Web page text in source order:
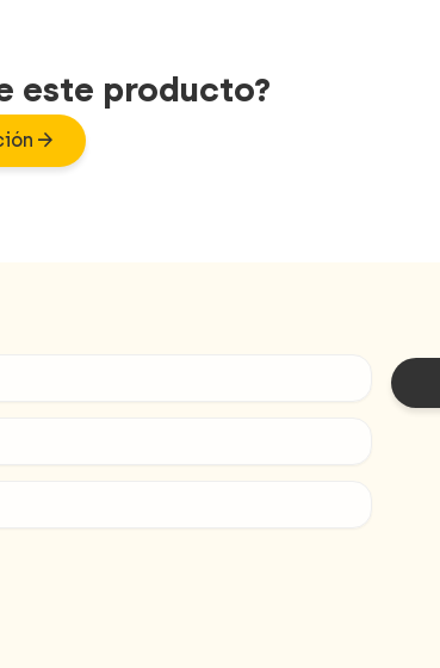
este producto?
arrow_forward